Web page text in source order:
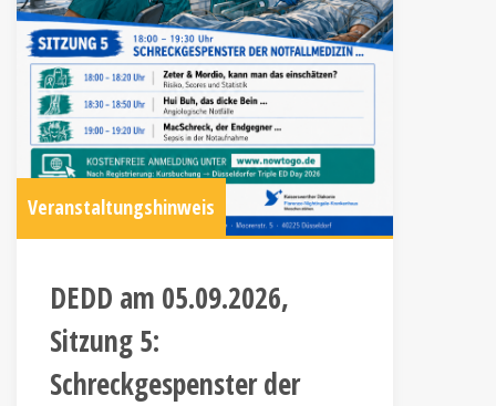
Veranstaltungshinweis
DEDD am 05.09.2026,
Sitzung 5:
Schreckgespenster der